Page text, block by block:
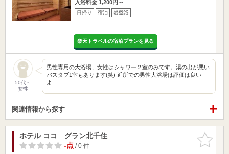
入浴料金 1,200円～
日帰り 宿泊 岩盤浴
楽天トラベルの宿泊プランを見る
50代～
女性
男性専用の大浴場、女性はシャワー２室のみです。湯の出が悪い
バスタブ1室もあります(笑) 近所での男性大浴場は評価は良い
よ…
関連情報から探す
お気に入
りに追加
ホテル ココ グラン北千住
-点/ 0 件